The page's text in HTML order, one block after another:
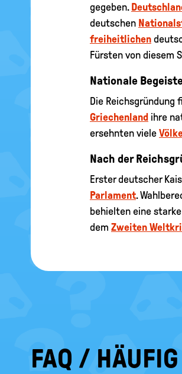
gegeben.
deutschen
freiheitlichen
Fürsten von diesem
Nationale
Die Reichsgründung
Griechenland ihre
ersehnten viele
Nach der
Erster deutscher
Parlament.
behielten eine
dem Zweiten
FAQ / HÄUFIG